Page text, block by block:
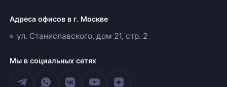
Адреса офисов в г. Москве
ул. Станиславского, дом 21, стр. 2
Мы в социальных сетях